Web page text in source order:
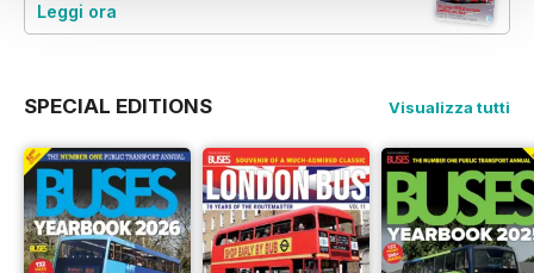
Leggi ora
SPECIAL EDITIONS Visualizza tutti